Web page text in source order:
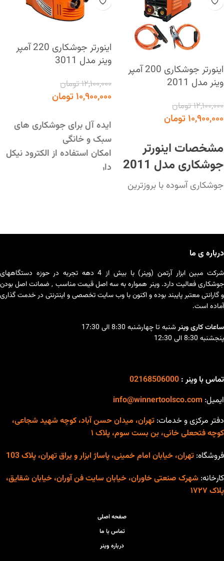
اینورتر جوشکاری 200 آمپر
وینر مدل 2011
۱۲,۱۰۰,۰۰۰تومان
۱۰,۹۰۰,۰۰۰تومان
مشخصات اینورتر
جوشکاری مدل 2011
جوشکاری آسوده با بروزترین
دار
سبک و قابل حمل، پرقدرت،
مصرف برق پایین و بهینه،
قابلیت کار با ژنراتور
مجهز به پیشرفته ترین سیستم
روز دنیا (IGBT)
طراحی خاص و منحصر به فرد
مناسب برای جوشکاری آهن و
انواع فولاد (کم کربن و متوسط)
مدار در برابر نوسانات برق و
جلوگیری از برق گرفتگی
بدنه فلزی مستحکم
قابلیت جوشکاری با کیفیت بالا
ویژگی های نسل جدید
اینورتر جوشکاری 220 آمپر
وینر مدل 3011
۱۲,۱۰۰,۰۰۰تومان
۱۰,۹۰۰,۰۰۰تومان
ایده آل برای جوشکاری های
سبک و خانگی
امکان استفاده از الکترود نیکل
دار
قابلیت کار با ژنراتور
قابلیت جوشکاری الکترودهای
عمومی
انواع فولاد ( کم کربن و متوسط)
مناسب برای جوشکاری در
درباره ی ما
شرکت مبین ابزار آرتمن (وینر) با بیش از 4 دهه تجربه در حوزه دستگاههای
جوشکاری فعالیت دارد. وینر همواره به سه اصل قیمت مناسب , ضمانت اصل بودن
و گارانتی معتبر پایبند بوده و اکنون با وب سایت تخصصی و اینترنتی در خدمت گذاری
آماده است.
ساعات کاری وینرشنبه تا چهارشنبه 8:30 الی 17:30
پنجشنبه 8:30 الی 12:30
تماس با وینر : 02168506000
ایمیل: info@winnertoolsco.com
دفتر مرکزی و خدمات: تهران، میدان حسن آباد، کوچه شهید شجاعی،
کوچه فتحعلی خانی، بن بست سوم، پلاک ۱
فروشگاه: تهران، خیابان امام خمینی، پاساژ ابزار و یراق تهران، پلاک 103
کارخانه: شهرک صنعتی خاوران، خیابان سایت فن آوران، خیابان شقایق،
پلاک ۱۷۲۷
صفحه اصلی
تماس با ما
درباره وینر